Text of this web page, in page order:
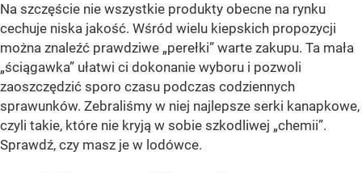
Na szczęście nie wszystkie produkty obecne na rynku
cechuje niska jakość. Wśród wielu kiepskich propozycji
można znaleźć prawdziwe „perełki” warte zakupu. Ta mała
„ściągawka” ułatwi ci dokonanie wyboru i pozwoli
zaoszczędzić sporo czasu podczas codziennych
sprawunków. Zebraliśmy w niej najlepsze serki kanapkowe,
czyli takie, które nie kryją w sobie szkodliwej „chemii”.
Sprawdź, czy masz je w lodówce.